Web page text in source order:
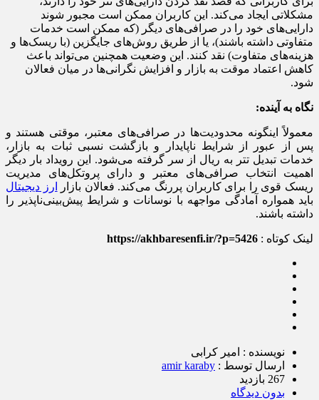
مشکلاتی ایجاد می‌کند. این کاربران ممکن است مجبور شوند
دارایی‌های خود را در صرافی‌های دیگر (که ممکن است خدمات
متفاوتی داشته باشند)، یا از طریق روش‌های جایگزین (با ریسک‌ها و
هزینه‌های متفاوت) نقد کنند. این وضعیت همچنین می‌تواند باعث
کاهش اعتماد موقت به بازار و افزایش نگرانی‌ها در میان فعالان
شود.
نگاه به آینده:
معمولاً اینگونه محدودیت‌ها در صرافی‌های معتبر، موقتی هستند و
پس از عبور از شرایط ناپایدار و بازگشت نسبی ثبات به بازار،
خدمات تبدیل تتر به ریال از سر گرفته می‌شود. این رویداد بار دیگر
اهمیت انتخاب صرافی‌های معتبر و دارای پروتکل‌های مدیریت
ریسک قوی را برای کاربران پررنگ می‌کند. فعالان بازار
ارز دیجیتال
باید همواره آمادگی مواجهه با نوسانات و شرایط پیش‌بینی‌ناپذیر را
داشته باشند.
لینک کوتاه : https://akhbaresenfi.ir/?p=5426
نویسنده : امیر کرابی
ارسال توسط : amir karaby
267 بازدید
بدون دیدگاه